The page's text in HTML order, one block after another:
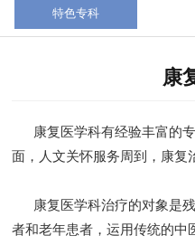
特色专科
康
康复医学科有经验丰富的专
面，人文关怀服务周到，康复
康复医学科治疗的对象是残
者和老年患者，运用传统的中